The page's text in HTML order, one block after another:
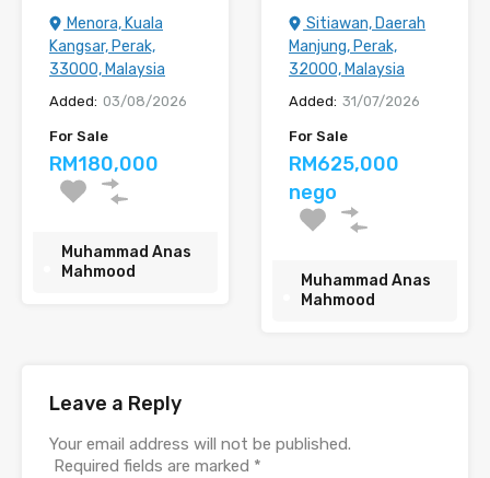
Menora, Kuala
Kangsar, Perak,
33000, Malaysia
Added: 03/08/2026
For Sale
RM180,000
Muhammad Anas
Mahmood
Sitiawan, Daerah
Manjung, Perak,
32000, Malaysia
Added: 31/07/2026
For Sale
RM625,000
nego
Muhammad Anas
Mahmood
Leave a Reply
Your email address will not be published.
Required fields are marked *